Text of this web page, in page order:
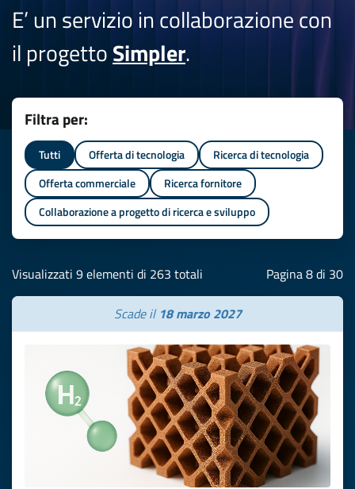
E’ un servizio in collaborazione con
il progettoSimpler.
Filtra per:
Tutti Offerta di tecnologia
Ricerca di tecnologia
Offerta commerciale
Ricerca fornitore
Collaborazione a progetto di ricerca e sviluppo
Visualizzati 9 elementi di 263 totali Pagina 8 di 30
Scade il 18 marzo 2027